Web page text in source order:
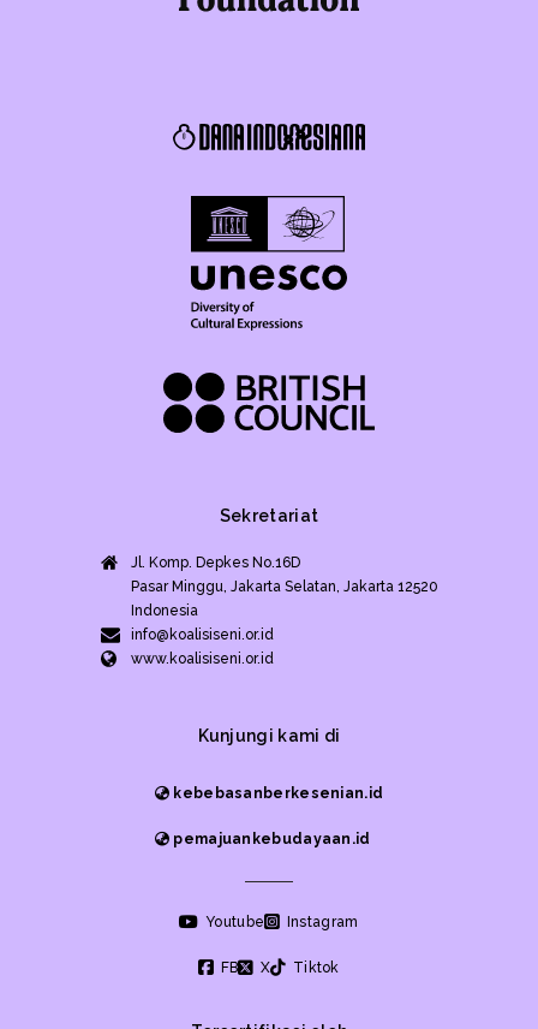
Sekretariat
Jl. Komp. Depkes No.16D
Pasar Minggu, Jakarta Selatan, Jakarta 12520
Indonesia
info@koalisiseni.or.id
www.koalisiseni.or.id
Kunjungi kami di
kebebasanberkesenian.id
pemajuankebudayaan.id
Youtube Instagram
FB X Tiktok